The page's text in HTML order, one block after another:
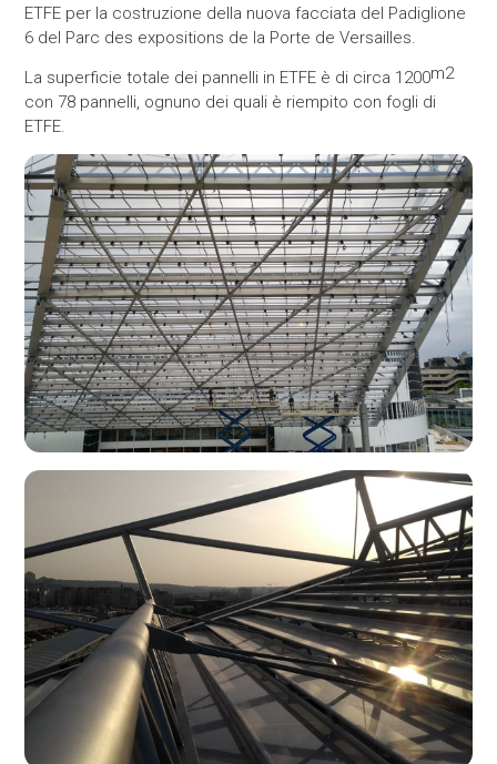
ETFE per la costruzione della nuova facciata del Padiglione
6 del Parc des expositions de la Porte de Versailles.
La superficie totale dei pannelli in ETFE è di circa 1200m2
con 78 pannelli, ognuno dei quali è riempito con fogli di
ETFE.